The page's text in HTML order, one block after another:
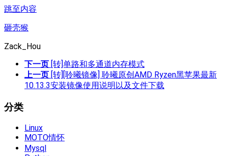
跳至内容
砸壳猴
Zack_Hou
下一页 [转]单路和多通道内存模式
上一页 [转][聆曦镜像] 聆曦原创AMD Ryzen黑苹果最新
10.13.3安装镜像使用说明以及文件下载
分类
Linux
MOTO情怀
Mysql